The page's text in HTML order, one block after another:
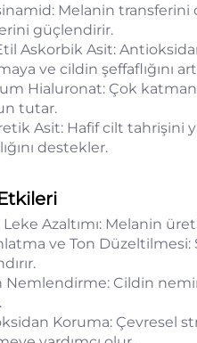
Melanin transferini
güçlendirir.
Askorbik Asit:
ve cildin şeffaflığını
Hialuronat: Çok
tutar.
Asit: Hafif cilt tahrişini
destekler.
Leke Azaltımı: Melanin
ve Ton Düzeltilmesi:
Nemlendirme: Cildin
Koruma: Çevresel